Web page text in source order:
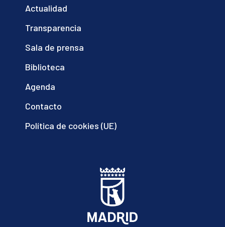
Actualidad
Transparencia
Sala de prensa
Biblioteca
Agenda
Contacto
Política de cookies (UE)